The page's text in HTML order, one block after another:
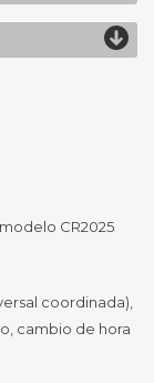
CR2025
coordinada),
cambio de hora